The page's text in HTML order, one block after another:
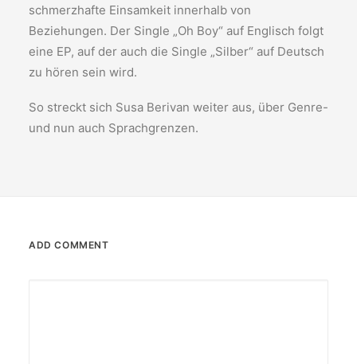
schmerzhafte Einsamkeit innerhalb von
Beziehungen. Der Single „Oh Boy“ auf Englisch folgt
eine EP, auf der auch die Single „Silber“ auf Deutsch
zu hören sein wird.
So streckt sich Susa Berivan weiter aus, über Genre-
und nun auch Sprachgrenzen.
ADD COMMENT